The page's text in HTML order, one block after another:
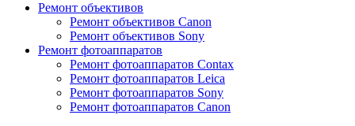
Ремонт объективов
Ремонт объективов Canon
Ремонт объективов Sony
Ремонт фотоаппаратов
Ремонт фотоаппаратов Contax
Ремонт фотоаппаратов Leica
Ремонт фотоаппаратов Sony
Ремонт фотоаппаратов Canon